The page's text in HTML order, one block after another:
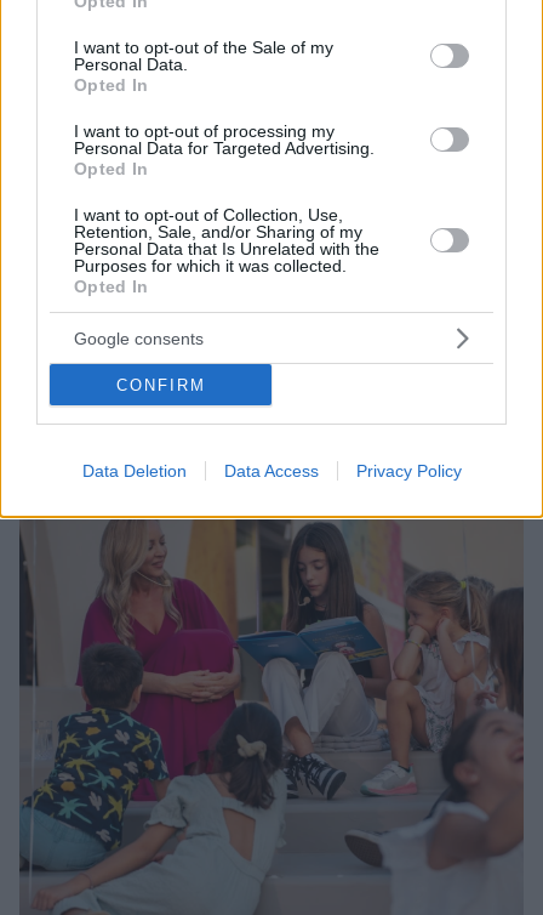
use your data for below specified purposes in below Google
consent section.
I want to opt-out of the Sale of my
Personal Data.
Opted In
I want to opt-out of processing my
Personal Data for Targeted Advertising.
Opted In
I want to opt-out of Collection, Use,
Retention, Sale, and/or Sharing of my
Personal Data that Is Unrelated with the
Purposes for which it was collected.
Opted In
Google consents
CONFIRM
Data Deletion Data Access Privacy Policy
Εγκαινιάσθηκε το Πολιτιστικό Κέντρο Δια Βίου
Μάθησης «Επαμεινώνδας Κελλάρης»
Η δημιουργία του Πολιτιστικού Κέντρου έγινε με την
υποστήριξη του Βασίλη Κελλάρη, συνιδρυτή του
Σωματείου Be-Live.
04.10.2023, 17:52